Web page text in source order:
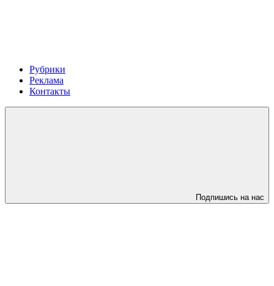
Рубрики
Реклама
Контакты
Подпишись на нас